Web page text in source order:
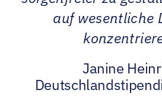
auf wesentliche
Janine